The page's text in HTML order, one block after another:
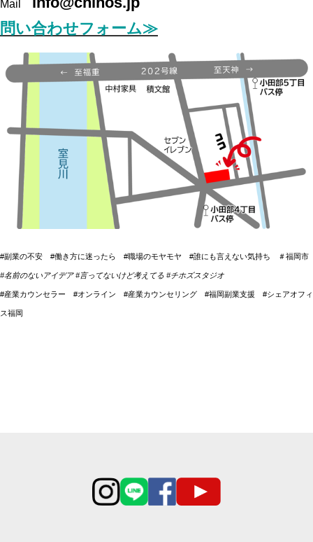
Mail
問い合わせフォーム≫
#副業の不安 #働き方に迷ったら #職場のモヤモヤ #誰にも言えない気持ち ＃福岡市
#名前のないアイデア #言ってないけど考えてる #チホズスタジオ
#産業カウンセラー #オンライン #産業カウンセリング #福岡副業支援 #シェアオフィ
ス福岡